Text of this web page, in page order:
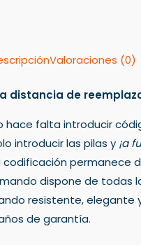
Valoraciones (0)
distancia de
hace falta introducir
introducir las pilas y ¡a
codificación permanece
mando dispone de todas
resistente, elegante
de garantía.